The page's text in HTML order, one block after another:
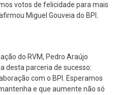
votos de felicidade para mais
Miguel Gouveia do BPI.
do RVM, Pedro Araújo
desta parceria de sucesso:
com o BPI. Esperamos
e que aumente não só